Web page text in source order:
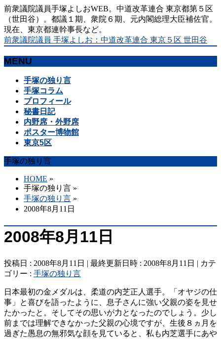
前衆議院議員手塚よしおWEB。中道改革連合 東京都第５区
（世田谷）。都議１期、衆院６期、元内閣総理大臣補佐官。
現在、東京都連幹事長など。
前衆議院議員 手塚よしお：中道改革連合 東京５区 世田谷
MENU
手塚の独り言
手塚コラム
プロフィール
秘書日記
内野席・外野席
ポスター博物館
東京5区
手塚の独り言
HOME »
手塚の独り言 »
手塚の独り言 »
2008年8月11日
2008年8月11日
投稿日 : 2008年8月11日 最終更新日時 : 2008年8月11日
カテ
ゴリー : 手塚の独り言
日本最初の金メダルは、柔道の内芝正人選手。「オヤジの仕
事」と喜びを語ったように、息子さんに強い父親の姿を見せ
たかったと。そしてその思いが力となったのでしょう。少し
前までは理解できなかった父親の心境ですが、生後８ヵ月を
過ぎた愚息の無邪気な顔を見ていると、私も内芝選手にあや